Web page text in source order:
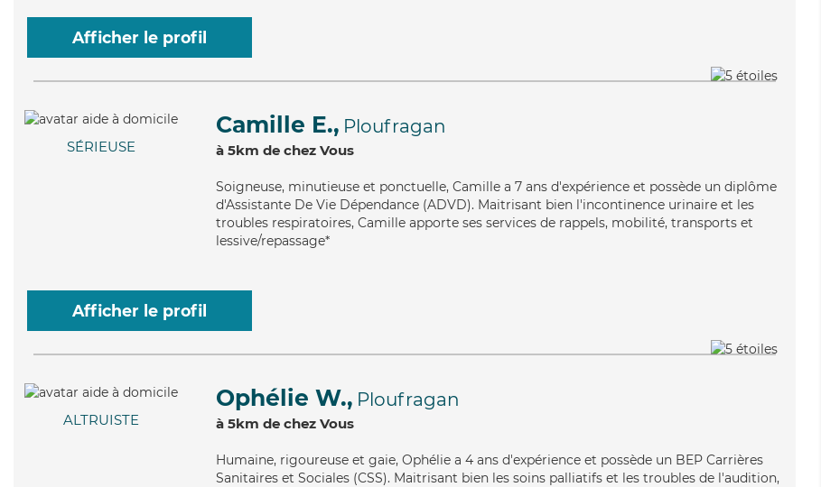
Afficher le profil
SÉRIEUSE
Camille E., Ploufragan
à 5km de chez Vous
Soigneuse, minutieuse et ponctuelle, Camille a 7 ans d'expérience et possède un diplôme
d'Assistante De Vie Dépendance (ADVD). Maitrisant bien l'incontinence urinaire et les
troubles respiratoires, Camille apporte ses services de rappels, mobilité, transports et
lessive/repassage*
Afficher le profil
ALTRUISTE
Ophélie W., Ploufragan
à 5km de chez Vous
Humaine, rigoureuse et gaie, Ophélie a 4 ans d'expérience et possède un BEP Carrières
Sanitaires et Sociales (CSS). Maitrisant bien les soins palliatifs et les troubles de l'audition,